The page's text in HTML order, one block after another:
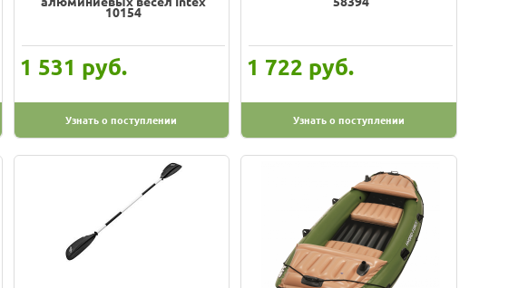
10154
1 531 руб.
Узнать о поступлении
1 722 руб.
Узнать о поступлении